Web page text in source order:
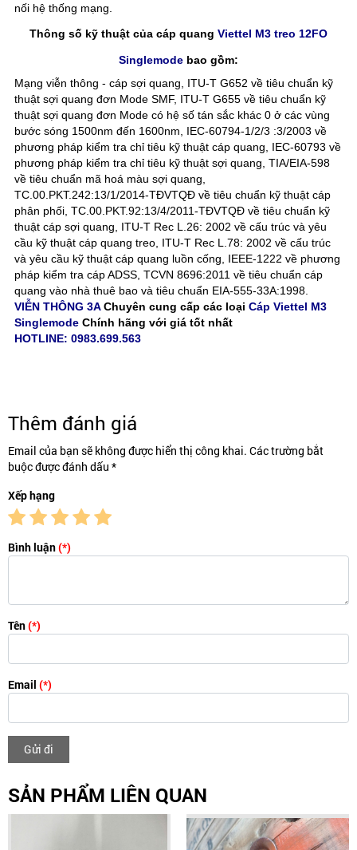
nối hệ thống mạng.
Thông số kỹ thuật của cáp quang Viettel M3 treo 12FO
Singlemode bao gồm:
Mạng viễn thông - cáp sợi quang, ITU-T G652 về tiêu chuẩn kỹ
thuật sợi quang đơn Mode SMF, ITU-T G655 về tiêu chuẩn kỹ
thuật sợi quang đơn Mode có hệ số tán sắc khác 0 ở các vùng
bước sóng 1500nm đến 1600nm, IEC-60794-1/2/3 :3/2003 về
phương pháp kiểm tra chỉ tiêu kỹ thuật cáp quang, IEC-60793 về
phương pháp kiểm tra chỉ tiêu kỹ thuật sợi quang, TIA/EIA-598
về tiêu chuẩn mã hoá màu sợi quang,
TC.00.PKT.242:13/1/2014-TĐVTQĐ về tiêu chuẩn kỹ thuật cáp
phân phối, TC.00.PKT.92:13/4/2011-TĐVTQĐ về tiêu chuẩn kỹ
thuật cáp sợi quang, ITU-T Rec L.26: 2002 về cấu trúc và yêu
cầu kỹ thuật cáp quang treo, ITU-T Rec L.78: 2002 về cấu trúc
và yêu cầu kỹ thuật cáp quang luồn cống, IEEE-1222 về phương
pháp kiểm tra cáp ADSS, TCVN 8696:2011 về tiêu chuẩn cáp
quang vào nhà thuê bao và tiêu chuẩn EIA-555-33A:1998.
VIỄN THÔNG 3AChuyên cung cấp các loại Cáp Viettel M3
Singlemode Chính hãng với giá tốt nhất
HOTLINE: 0983.699.563
Thêm đánh giá
Email của bạn sẽ không được hiển thị công khai. Các trường bắt
buộc được đánh dấu *
Xếp hạng
Bình luận(*)
Tên(*)
Email (*)
Gửi đi
SẢN PHẨM LIÊN QUAN